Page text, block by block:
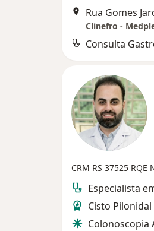
Rua Gomes
Clinefro -
Consulta
CRM RS 37525 RQE
Especialista
Cisto Pilonidal
Colonoscopia